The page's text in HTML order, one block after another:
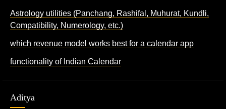
Astrology utilities (Panchang, Rashifal, Muhurat, Kundli,
Compatibility, Numerology, etc.)
which revenue model works best for a calendar app
functionality of Indian Calendar
Aditya